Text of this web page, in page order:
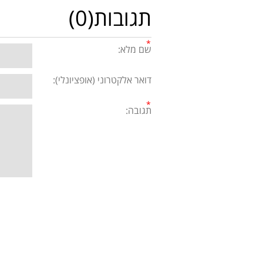
תגובות(0)
שם מלא:
דואר אלקטרוני (אופציונלי):
תגובה: